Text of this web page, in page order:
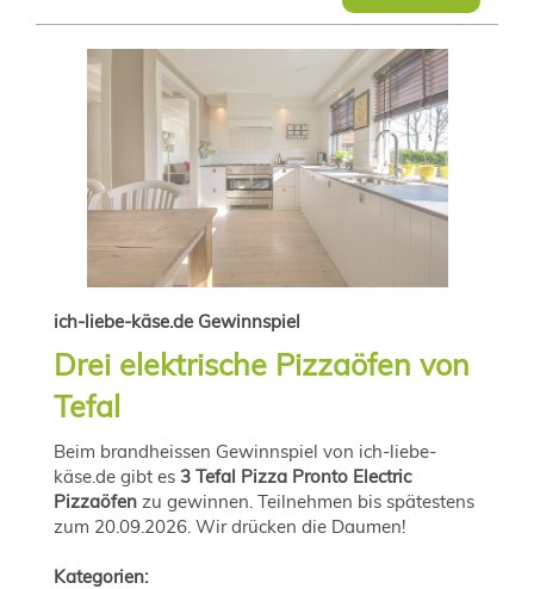
ich-liebe-käse.de Gewinnspiel
Drei elektrische Pizzaöfen von
Tefal
Beim brandheissen Gewinnspiel von ich-liebe-
käse.de gibt es 3 Tefal Pizza Pronto Electric
Pizzaöfen zu gewinnen. Teilnehmen bis spätestens
zum 20.09.2026. Wir drücken die Daumen!
Kategorien: